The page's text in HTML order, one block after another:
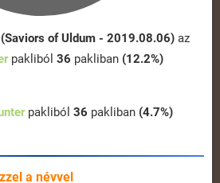
(Saviors of Uldum - 2019.08.06) az
pakliból 36 pakliban (12.2%)
pakliból 36 pakliban (4.7%)
a névvel